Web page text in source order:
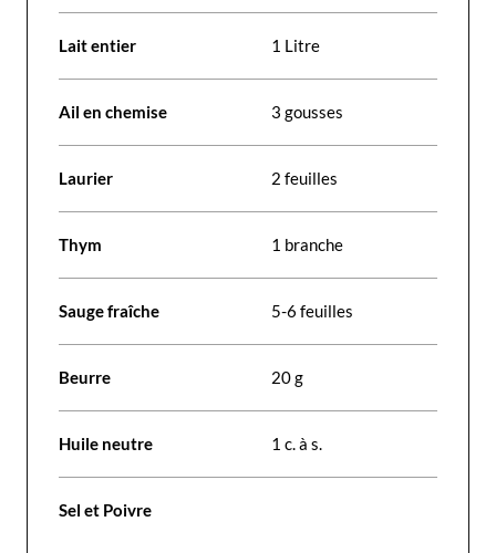
Lait entier 1 Litre
Ail en chemise 3 gousses
Laurier 2 feuilles
Thym 1 branche
Sauge fraîche 5-6 feuilles
Beurre 20 g
Huile neutre 1 c. à s.
Sel et Poivre